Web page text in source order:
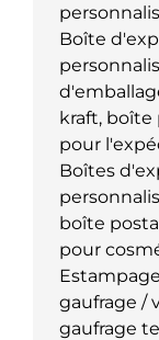
Boîte
kraft, boîte
pour
Boîtes
boîte
pour
gaufrage /
gaufrage